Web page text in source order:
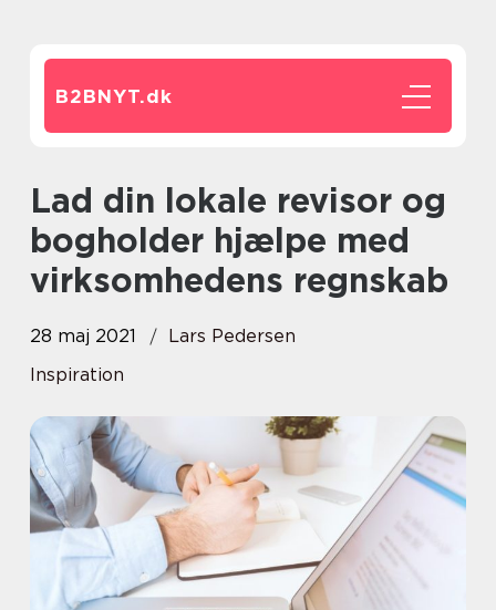
B2BNYT.dk
Lad din lokale revisor og
bogholder hjælpe med
virksomhedens regnskab
28 maj 2021
Lars Pedersen
Inspiration